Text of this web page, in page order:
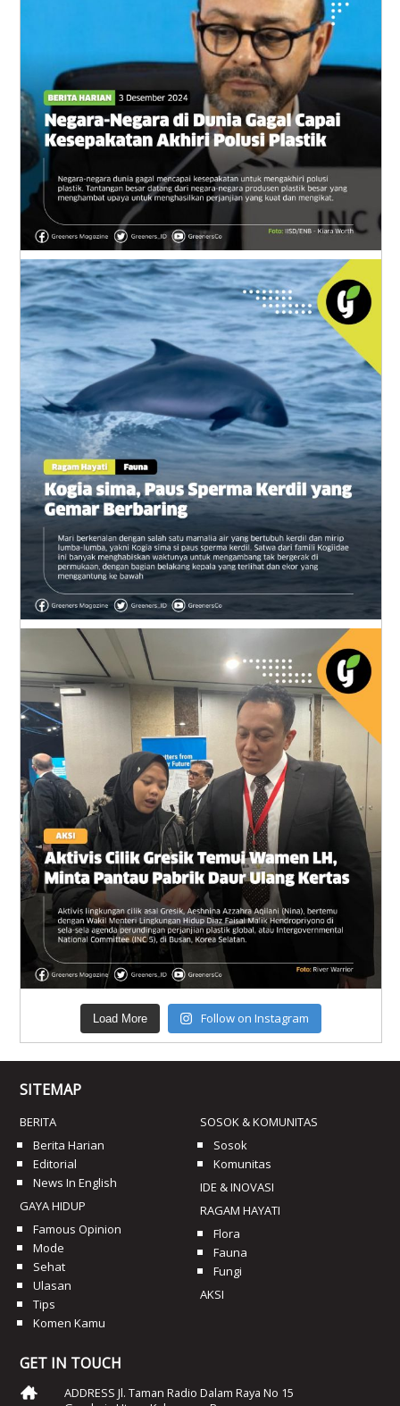
Load More Follow on Instagram
SITEMAP
BERITA
Berita Harian
Editorial
News In English
GAYA HIDUP
Famous Opinion
Mode
Sehat
Ulasan
Tips
Komen Kamu
SOSOK & KOMUNITAS
Sosok
Komunitas
IDE & INOVASI
RAGAM HAYATI
Flora
Fauna
Fungi
AKSI
GET IN TOUCH
ADDRESS Jl. Taman Radio Dalam Raya No 15